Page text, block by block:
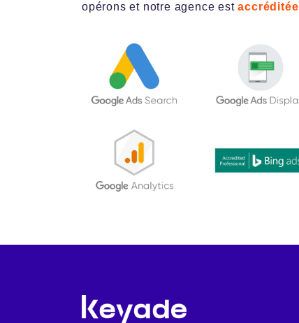
opérons et notre agence estaccréditée